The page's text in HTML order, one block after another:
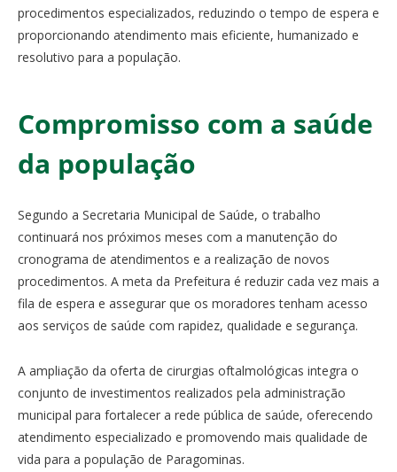
procedimentos especializados, reduzindo o tempo de espera e
proporcionando atendimento mais eficiente, humanizado e
resolutivo para a população.
Compromisso com a saúde
da população
Segundo a Secretaria Municipal de Saúde, o trabalho
continuará nos próximos meses com a manutenção do
cronograma de atendimentos e a realização de novos
procedimentos. A meta da Prefeitura é reduzir cada vez mais a
fila de espera e assegurar que os moradores tenham acesso
aos serviços de saúde com rapidez, qualidade e segurança.
A ampliação da oferta de cirurgias oftalmológicas integra o
conjunto de investimentos realizados pela administração
municipal para fortalecer a rede pública de saúde, oferecendo
atendimento especializado e promovendo mais qualidade de
vida para a população de Paragominas.